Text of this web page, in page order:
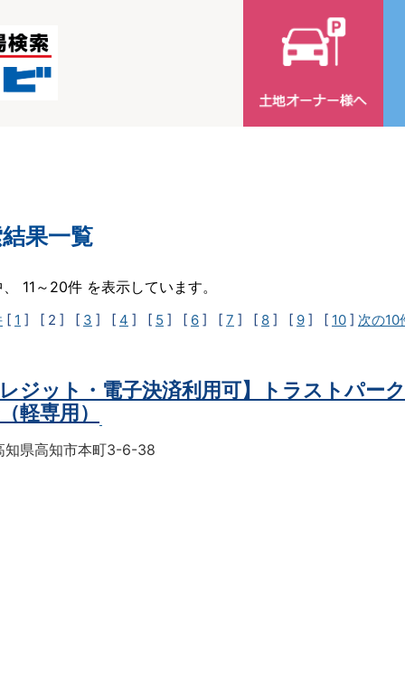
果一覧
11～20件 を表示しています。
[ 1 ] [ 2 ] [ 3 ] [ 4 ] [ 5 ] [ 6 ] [ 7 ] [ 8 ] [ 9 ] [ 10 ] 次の10
レジット・電子決済利用可】トラストパー
軽専用）
知県高知市本町3-6-38